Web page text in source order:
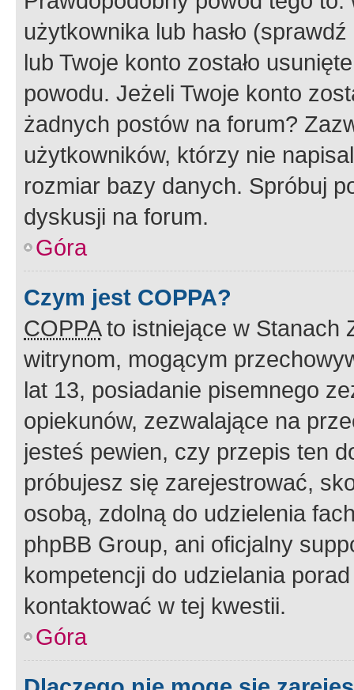
użytkownika lub hasło
lub Twoje konto zostało
powodu. Jeżeli Twoje konto
żadnych postów na forum?
użytkowników, którzy nie
rozmiar bazy danych. Spróbuj
dyskusji na forum.
Góra
Czym jest COPPA?
COPPAto istniejące w Stanach
witrynom, mogącym
lat 13, posiadanie pisemnego
opiekunów, zezwalające na
jesteś pewien, czy przepis ten
próbujesz się zarejestrować,
osobą, zdolną do udzielenia
phpBB Group, ani oficjalny
kompetencji do udzielania
kontaktować w tej kwestii.
Góra